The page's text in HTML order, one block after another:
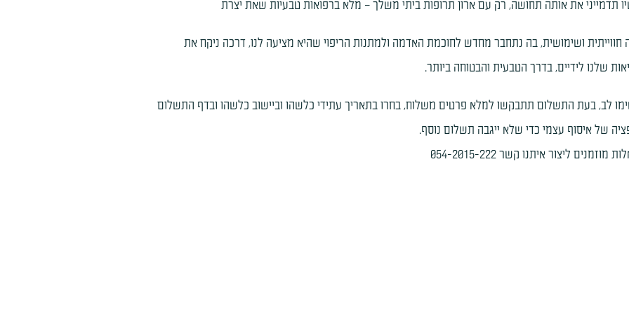
תדמייני את אותה תחושה, רק עם ארון תרופות ביתי משלך – מלא ברפואות טבעיות שאת יצרת
חווייתית ושימושית, בה נתחבר מחדש לחוכמת האדמה ולמתנות הריפוי שהיא מציעה לנו, דרכה ניקח את
שלנו לידיים, בדרך הטבעית והבטוחה ביותר.
לב, בעת התשלום תתבקשו למלא פרטים משלוח, בחרו בתאריך עתידי כלשהו וביישוב כלשהו ובדף התשלום
של איסוף עצמי כדי שלא ייגבה תשלום נוסף.
מוזמנים ליצור איתנו קשר 054-2015-222